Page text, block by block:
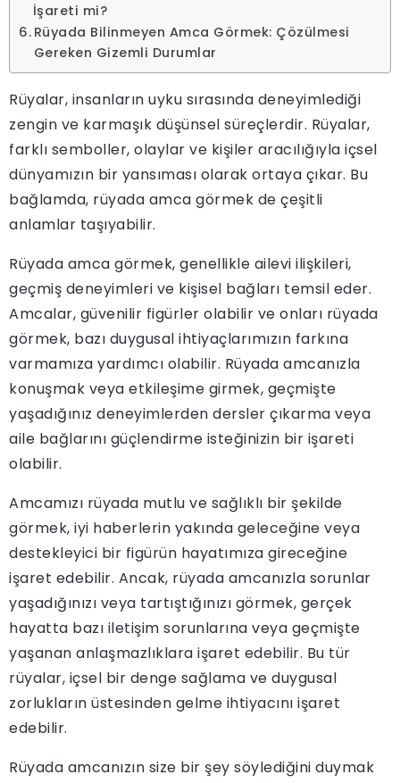
İşareti mi?
Rüyada Bilinmeyen Amca Görmek: Çözülmesi
Gereken Gizemli Durumlar
Rüyalar, insanların uyku sırasında deneyimlediği
zengin ve karmaşık düşünsel süreçlerdir. Rüyalar,
farklı semboller, olaylar ve kişiler aracılığıyla içsel
dünyamızın bir yansıması olarak ortaya çıkar. Bu
bağlamda, rüyada amca görmek de çeşitli
anlamlar taşıyabilir.
Rüyada amca görmek, genellikle ailevi ilişkileri,
geçmiş deneyimleri ve kişisel bağları temsil eder.
Amcalar, güvenilir figürler olabilir ve onları rüyada
görmek, bazı duygusal ihtiyaçlarımızın farkına
varmamıza yardımcı olabilir. Rüyada amcanızla
konuşmak veya etkileşime girmek, geçmişte
yaşadığınız deneyimlerden dersler çıkarma veya
aile bağlarını güçlendirme isteğinizin bir işareti
olabilir.
Amcamızı rüyada mutlu ve sağlıklı bir şekilde
görmek, iyi haberlerin yakında geleceğine veya
destekleyici bir figürün hayatımıza gireceğine
işaret edebilir. Ancak, rüyada amcanızla sorunlar
yaşadığınızı veya tartıştığınızı görmek, gerçek
hayatta bazı iletişim sorunlarına veya geçmişte
yaşanan anlaşmazlıklara işaret edebilir. Bu tür
rüyalar, içsel bir denge sağlama ve duygusal
zorlukların üstesinden gelme ihtiyacını işaret
edebilir.
Rüyada amcanızın size bir şey söylediğini duymak